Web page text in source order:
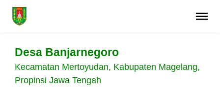
Desa Banjarnegoro
Kecamatan Mertoyudan, Kabupaten Magelang,
Propinsi Jawa Tengah